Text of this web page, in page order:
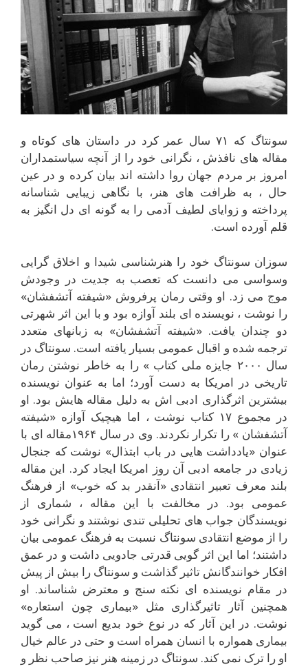
سونتاگ که ۷۱ سال عمر کرد در داستان هاى کوتاه و
مقاله هاى نافذش ، نگرانى خود را از آنچه سياستمداران
امروز بر مردم جهان روا داشته اند بيان کرده و در عين
حال ، به ظرافت هاى هنر، با نگاهى زيبايى شناسانه
پرداخته و زواياى لطيف آدمى را به گونه اى دل انگيز به
قلم آورده است.
سوزان سونتاگ خود را هنرشناسى شيدا و اخلاق گرايى
وسواسى مى دانست که تعصب به جديت در وجودش
موج مى زد. او وقتى رمان پرفروش «شيفته آتشفشان»
را نوشت ، نويسنده اى بلند آوازه بود و با اين اثر شهرتى
دو چندان يافت. «شيفته آتشفشان» به زبانهاى متعدد
ترجمه شده و اقبال عمومى بسيار يافته است. سونتاگ در
سال ۲۰۰۰ جايزه ملى کتاب » را به خاطر نوشتن رمان
تاريخى در امريکا به دست آورد؛ اما به عنوان نويسنده
بيشترين اثرگذارى ادبى اش به دليل مقاله هايش بود. او
در مجموع ۱۷ کتاب نوشت ، اما هيچيک آوازه «شيفته
آتشفشان » را تکرار نکردند. وى در سال ۱۹۶۴مقاله اى با
عنوان «يادداشت هايى در باب ابتذال» نوشت که جنجال
زيادى در جامعه ادبى آن روز امريکا ايجاد کرد. اين مقاله
بلند معرف تعبير انتقادى «آنقدر بد که خوب» از فرهنگ
عمومى بود. در مخالفت با اين مقاله ، شمارى از
نويسندگان جواب هاى تحليلى تندى نوشتند و نگرانى خود
را از موضع انتقادى سونتاگ نسبت به فرهنگ عمومى بيان
داشتند؛ اما اين اثر گويى قدرتى جادويى داشت و در عمق
افکار خوانندگانش تاثير گذاشت و سونتاگ را بيش از پيش
در مقام نويسنده اى نکته سنج و معترض شناساند. او
همچنين آثار تاثيرگذارى مثل «بيمارى چون استعاره»
نوشت. در اين آثار که در نوع خود بديع است ، مى گويد
بيمارى همواره با انسان همراه است و حتى در عالم خيال
او را ترک نمى کند. سونتاگ در زمينه هنر نيز صاحب نظر و